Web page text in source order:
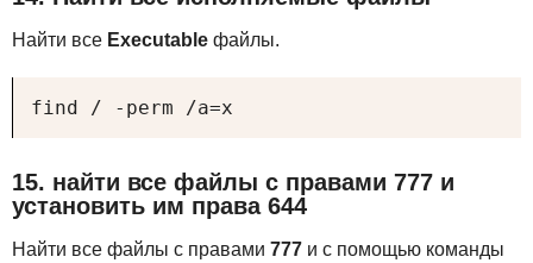
Найти все Executable файлы.
find / -perm /a=x
15. найти все файлы с правами 777 и
установить им права 644
Найти все файлы с правами 777 и с помощью команды